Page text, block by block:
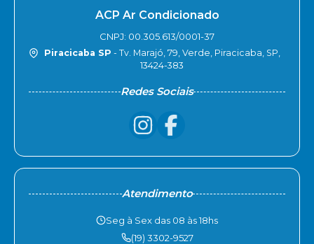
ACP Ar Condicionado
CNPJ: 00.305.613/0001-37
Piracicaba SP - Tv. Marajó, 79, Verde, Piracicaba, SP,
13424-383
Redes Sociais
Atendimento
Seg à Sex das 08 às 18hs
(19) 3302-9527